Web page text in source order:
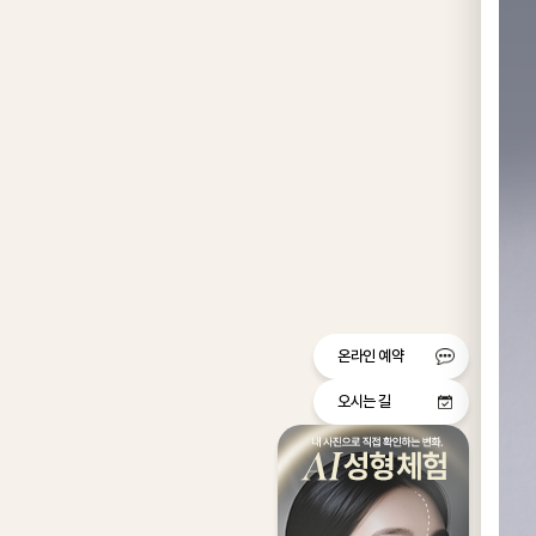
온라인 예약
오시는 길